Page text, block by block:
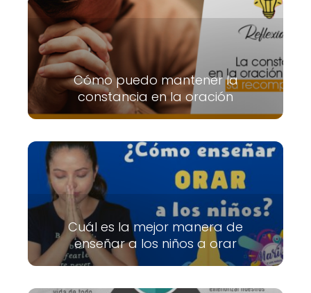
Cómo puedo mantener la
constancia en la oración
Cuál es la mejor manera de
enseñar a los niños a orar